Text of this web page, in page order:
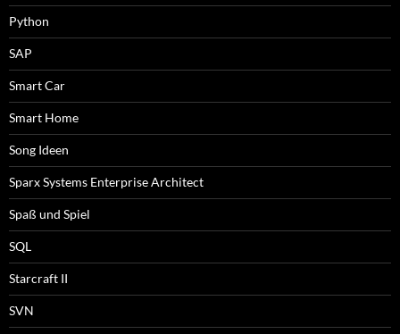
Python
SAP
Smart Car
Smart Home
Song Ideen
Sparx Systems Enterprise Architect
Spaß und Spiel
SQL
Starcraft II
SVN